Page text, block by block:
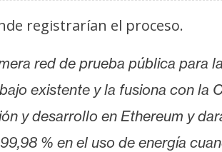
registrarían el proceso.
red de prueba pública
existente y la fusiona con la
y desarrollo en Ethereum y
% en el uso de energía